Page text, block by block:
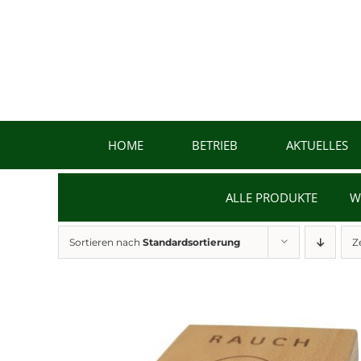
HOME BETRIEB AKTUELLES
ALLE PRODUKTE
Sortieren nach Standardsortierung